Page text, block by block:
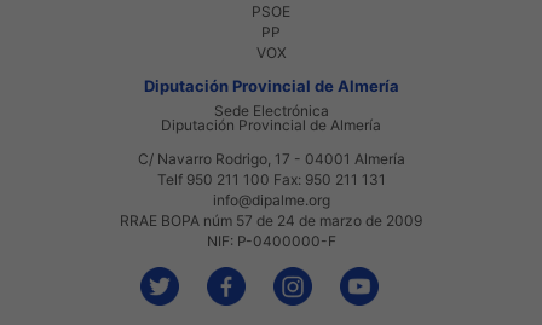
PSOE
PP
VOX
Diputación Provincial de Almería
Sede Electrónica
Diputación Provincial de Almería
C/ Navarro Rodrigo, 17 - 04001 Almería
Telf 950 211 100 Fax: 950 211 131
info@dipalme.org
RRAE BOPA núm 57 de 24 de marzo de 2009
NIF: P-0400000-F